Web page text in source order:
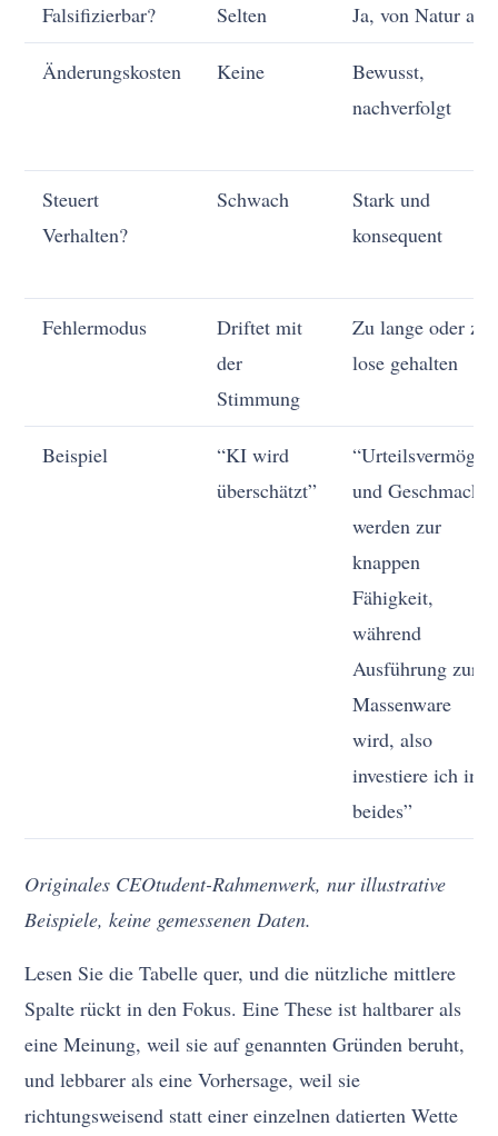
Falsifizierbar? Selten Ja, von Natur aus
Änderungskosten Keine
Bewusst,
nachverfolgt
Steuert
Verhalten?
Schwach
Stark und
konsequent
Fehlermodus
Driftet mit
der
Stimmung
Zu lange oder zu
lose gehalten
Beispiel
“KI wird
überschätzt”
“Urteilsvermögen
und Geschmack
werden zur
knappen
Fähigkeit,
während
Ausführung zur
Massenware
wird, also
investiere ich in
beides”
Originales CEOtudent-Rahmenwerk, nur illustrative
Beispiele, keine gemessenen Daten.
Lesen Sie die Tabelle quer, und die nützliche mittlere
Spalte rückt in den Fokus. Eine These ist haltbarer als
eine Meinung, weil sie auf genannten Gründen beruht,
und lebbarer als eine Vorhersage, weil sie
richtungsweisend statt einer einzelnen datierten Wette